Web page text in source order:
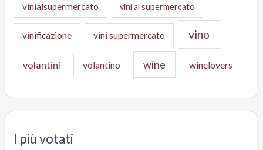
vinialsupermercato vini al supermercato
vinificazione vini supermercato vino
volantini volantino wine winelovers
I più votati